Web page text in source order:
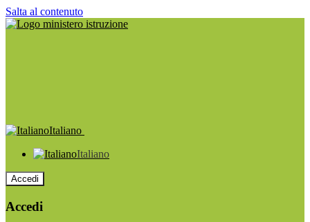
Salta al contenuto
Italiano
Italiano
Accedi
Accedi